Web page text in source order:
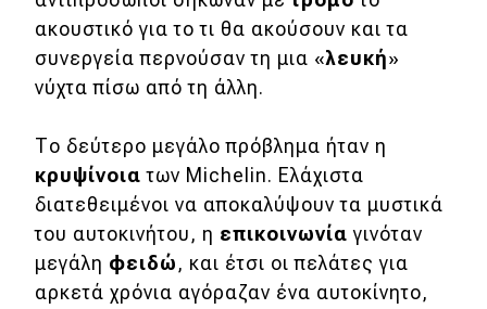
ακουστικό για το τι θα ακούσουν και τα
συνεργεία περνούσαν τη μια «λευκή»
νύχτα πίσω από τη άλλη.
Το δεύτερο μεγάλο πρόβλημα ήταν η
κρυψίνοια των Michelin. Ελάχιστα
διατεθειμένοι να αποκαλύψουν τα μυστικά
του αυτοκινήτου, η επικοινωνία γινόταν
μεγάλη φειδώ, και έτσι οι πελάτες για
αρκετά χρόνια αγόραζαν ένα αυτοκίνητο,